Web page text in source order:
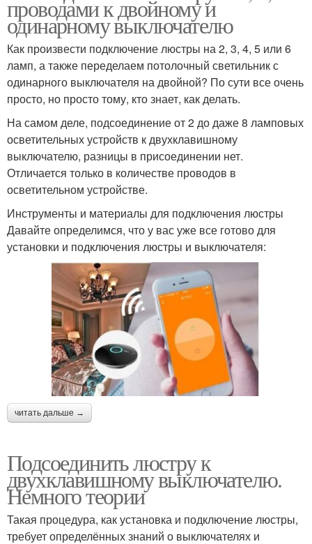
проводами к двойному и
одинарному выключателю
Как произвести подключение люстры на 2, 3, 4, 5 или 6
ламп, а также переделаем потолочный светильник с
одинарного выключателя на двойной? По сути все очень
просто, но просто тому, кто знает, как делать.
На самом деле, подсоединение от 2 до даже 8 ламповых
осветительных устройств к двухклавишному
выключателю, разницы в присоединении нет.
Отличается только в количестве проводов в
осветительном устройстве.
Инструменты и материалы для подключения люстры
Давайте определимся, что у вас уже все готово для
установки и подключения люстры и выключателя:
читать дальше →
Подсоединить люстру к
двухклавишному выключателю.
Немного теории
Такая процедура, как установка и подключение люстры,
требует определённых знаний о выключателях и